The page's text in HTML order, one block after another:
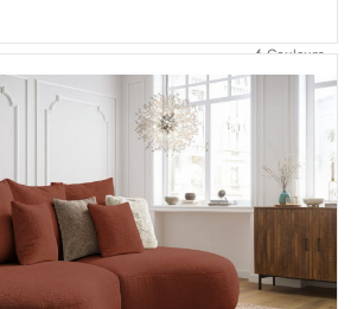
6Couleurs
Découvrir toute la collection